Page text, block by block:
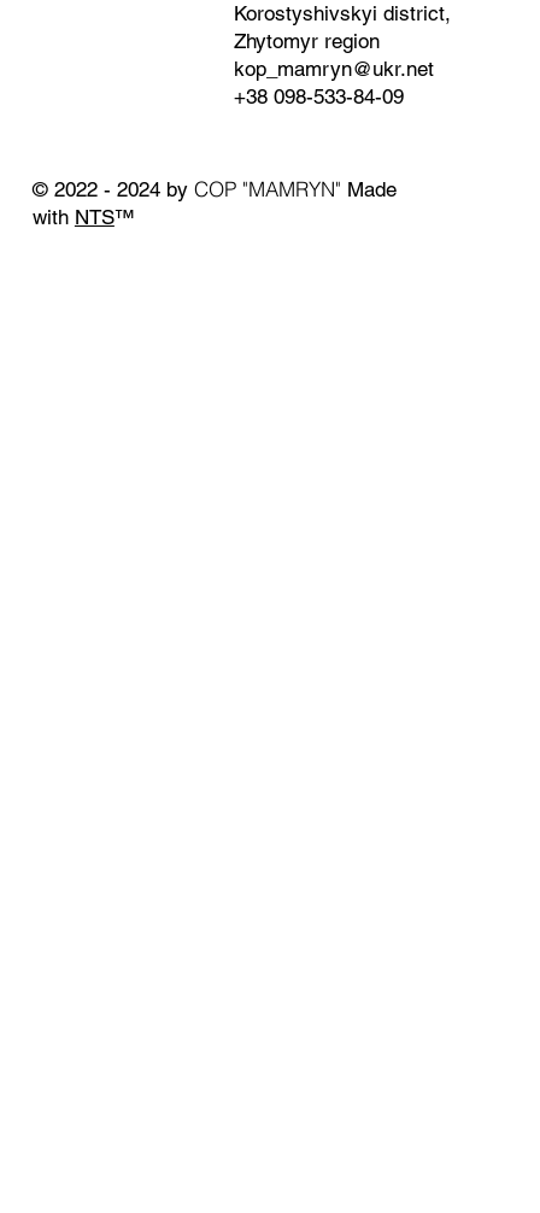
Korostyshivskyi district,
Zhytomyr region
kop_mamryn@ukr.net
+38 098-533-84-09
© 2022 - 2024 by COP "MAMRYN" Made
with NTS™